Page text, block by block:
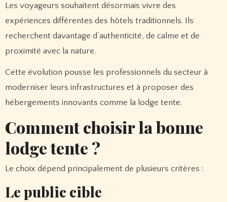
Les voyageurs souhaitent désormais vivre des
expériences différentes des hôtels traditionnels. Ils
recherchent davantage d’authenticité, de calme et de
proximité avec la nature.
Cette évolution pousse les professionnels du secteur à
moderniser leurs infrastructures et à proposer des
hébergements innovants comme la lodge tente.
Comment choisir la bonne
lodge tente ?
Le choix dépend principalement de plusieurs critères :
Le public cible